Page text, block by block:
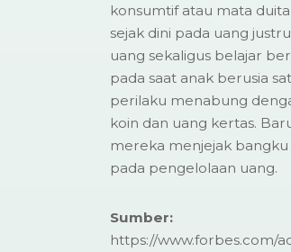
konsumtif atau mata
sejak dini pada uang
uang sekaligus belajar
pada saat anak berusia
perilaku menabung
koin dan uang kertas.
mereka menjejak
pada pengelolaan uang.
Sumber:
https://www.forbes.com/